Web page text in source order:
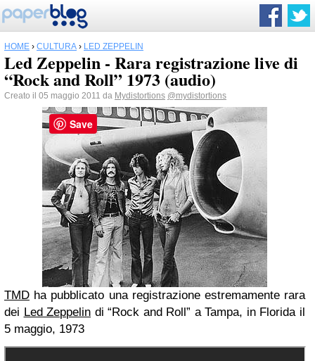
HOME › CULTURA › LED ZEPPELIN
Led Zeppelin - Rara registrazione live di
“Rock and Roll” 1973 (audio)
Creato il 05 maggio 2011 da Mydistortions @mydistortions
TMD ha pubblicato una registrazione estremamente rara
dei Led Zeppelin di “Rock and Roll” a Tampa, in Florida il
5 maggio, 1973
Save